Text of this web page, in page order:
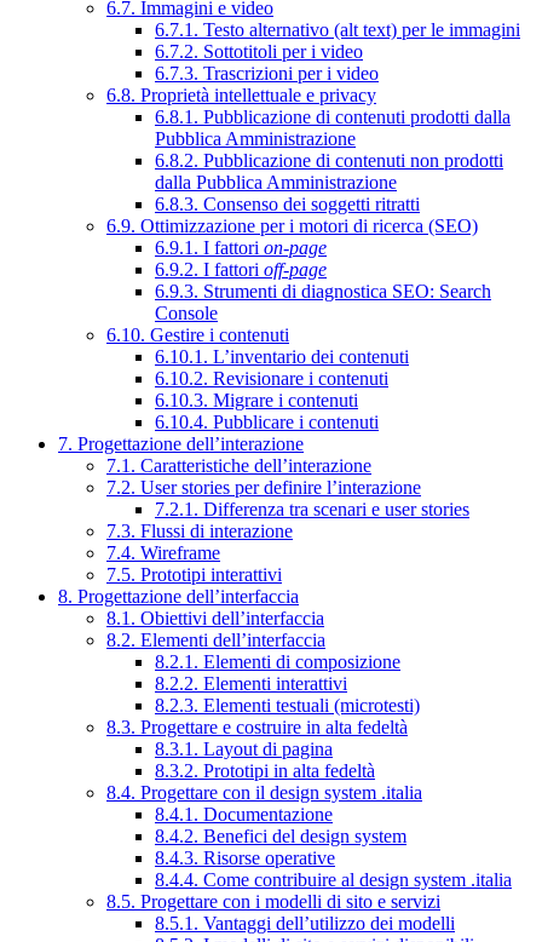
6.7. Immagini e video
6.7.1. Testo alternativo (alt text) per le immagini
6.7.2. Sottotitoli per i video
6.7.3. Trascrizioni per i video
6.8. Proprietà intellettuale e privacy
6.8.1. Pubblicazione di contenuti prodotti dalla
Pubblica Amministrazione
6.8.2. Pubblicazione di contenuti non prodotti
dalla Pubblica Amministrazione
6.8.3. Consenso dei soggetti ritratti
6.9. Ottimizzazione per i motori di ricerca (SEO)
6.9.1. I fattori on-page
6.9.2. I fattori off-page
6.9.3. Strumenti di diagnostica SEO: Search
Console
6.10. Gestire i contenuti
6.10.1. L’inventario dei contenuti
6.10.2. Revisionare i contenuti
6.10.3. Migrare i contenuti
6.10.4. Pubblicare i contenuti
7. Progettazione dell’interazione
7.1. Caratteristiche dell’interazione
7.2. User stories per definire l’interazione
7.2.1. Differenza tra scenari e user stories
7.3. Flussi di interazione
7.4. Wireframe
7.5. Prototipi interattivi
8. Progettazione dell’interfaccia
8.1. Obiettivi dell’interfaccia
8.2. Elementi dell’interfaccia
8.2.1. Elementi di composizione
8.2.2. Elementi interattivi
8.2.3. Elementi testuali (microtesti)
8.3. Progettare e costruire in alta fedeltà
8.3.1. Layout di pagina
8.3.2. Prototipi in alta fedeltà
8.4. Progettare con il design system .italia
8.4.1. Documentazione
8.4.2. Benefici del design system
8.4.3. Risorse operative
8.4.4. Come contribuire al design system .italia
8.5. Progettare con i modelli di sito e servizi
8.5.1. Vantaggi dell’utilizzo dei modelli